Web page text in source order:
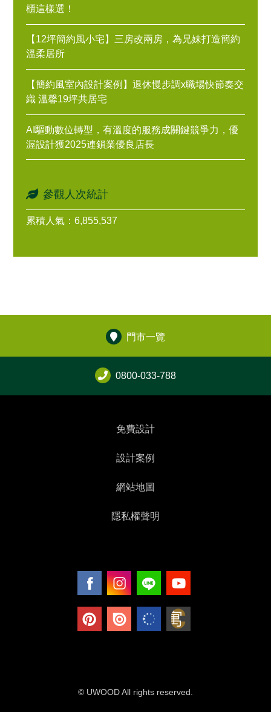
櫃這樣選！
【12坪簡約風小宅】三房改兩房，為兄妹打造簡約
溫柔居所
【簡約風室內設計案例】退休慢步調x職場快節奏交
織 溫馨19坪共居宅
AI驅動數位轉型，有溫度的服務成關鍵競爭力，優
渥設計獲2025連鎖業優良店長
參觀人次統計
累積人氣：6,855,537
門市一覽
0800-033-788
免費設計
設計案例
網站地圖
隱私權聲明
© UWOOD All rights reserved.